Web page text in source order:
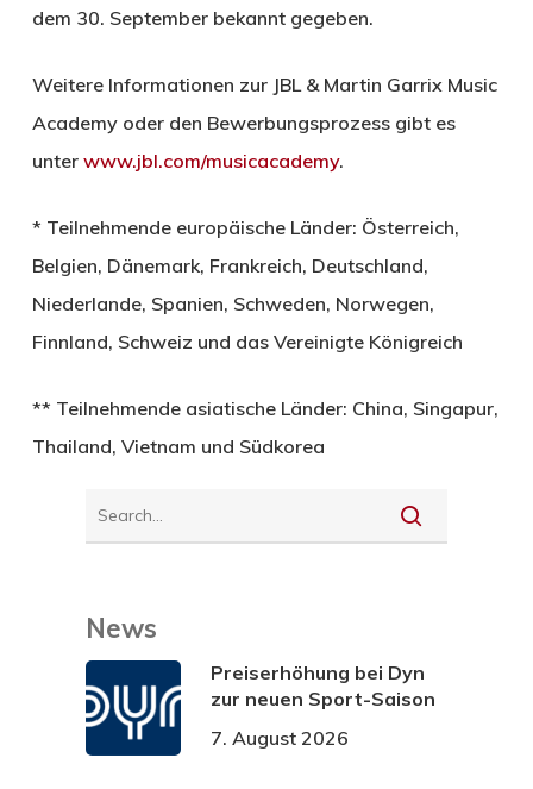
dem 30. September bekannt gegeben.
Weitere Informationen zur JBL & Martin Garrix Music
Academy oder den Bewerbungsprozess gibt es
unter www.jbl.com/musicacademy.
* Teilnehmende europäische Länder: Österreich,
Belgien, Dänemark, Frankreich, Deutschland,
Niederlande, Spanien, Schweden, Norwegen,
Finnland, Schweiz und das Vereinigte Königreich
** Teilnehmende asiatische Länder: China, Singapur,
Thailand, Vietnam und Südkorea
News
Preiserhöhung bei Dyn
zur neuen Sport-Saison
7. August 2026